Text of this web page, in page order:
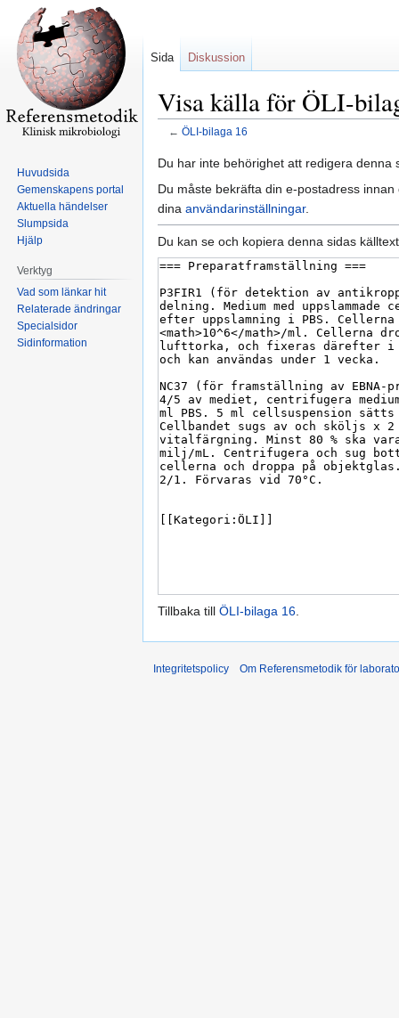
Visa källa för ÖLI-
← ÖLI-bilaga 16
Hoppa
till
navigering
Hoppa
till
sök
Du har inte behörighet att redigera denna
Du måste bekräfta din e-postadress
dina användarinställningar.
Du kan se och kopiera denna sidas
Tillbaka till ÖLI-bilaga 16.
Sida Diskussion
Huvudsida
Gemenskapens portal
Aktuella händelser
Slumpsida
Hjälp
Verktyg
Vad som länkar hit
Relaterade ändringar
Specialsidor
Sidinformation
Integritetspolicy Om Referensmetodik för